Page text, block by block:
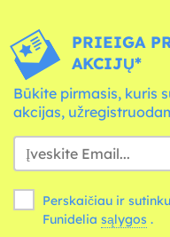
PRIEIGA
AKCIJŲ*
Būkite pirmasis, kuris
akcijas,
Perskaičiau ir
Funidelia sąlygos .